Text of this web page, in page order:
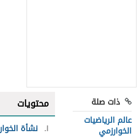
ذات صلة
عالم الرياضيات
الخوارزمي
محتويات
١ نشأة